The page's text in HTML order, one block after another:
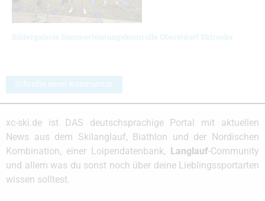
Bildergalerie Sommerleistungskontrolle Oberstdorf Skirocks
Schreibe einen Kommentar
xc-ski.de ist DAS deutschsprachige Portal mit aktuellen
News aus dem Skilanglauf, Biathlon und der Nordischen
Kombination, einer Loipendatenbank, Langlauf-Community
und allem was du sonst noch über deine Lieblingssportarten
wissen solltest.